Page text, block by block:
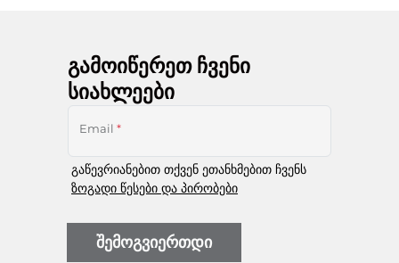
გამოიწერეთ ჩვენი
სიახლეები
Email *
გაწევრიანებით თქვენ ეთანხმებით ჩვენს
ზოგადი წესები და პირობები
შემოგვიერთდი